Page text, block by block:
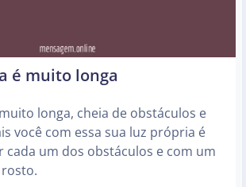
é muito longa
longa, cheia de obstáculos e
você com essa sua luz própria é
cada um dos obstáculos e com um